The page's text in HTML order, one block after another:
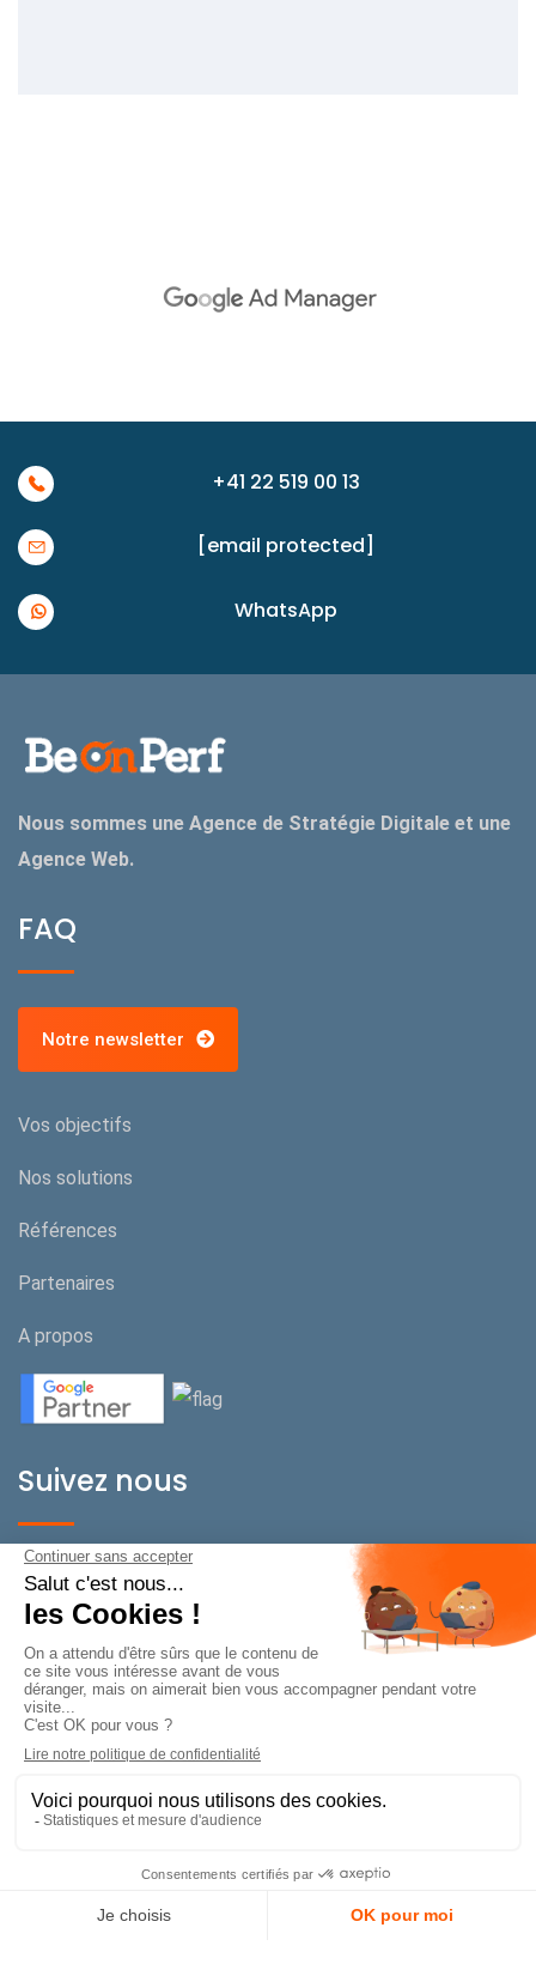
+41 22 519 00 13
[email protected]
WhatsApp
Nous sommes une Agence de Stratégie Digitale et une
Agence Web.
FAQ
Notre newsletter
Vos objectifs
Nos solutions
Références
Partenaires
A propos
Suivez nous
BeOnPerf Suisse
Rue de Carouge 22/24
CH-1205 Genève
Conditions Générale de Vente Mentions légales de BeOnPerf